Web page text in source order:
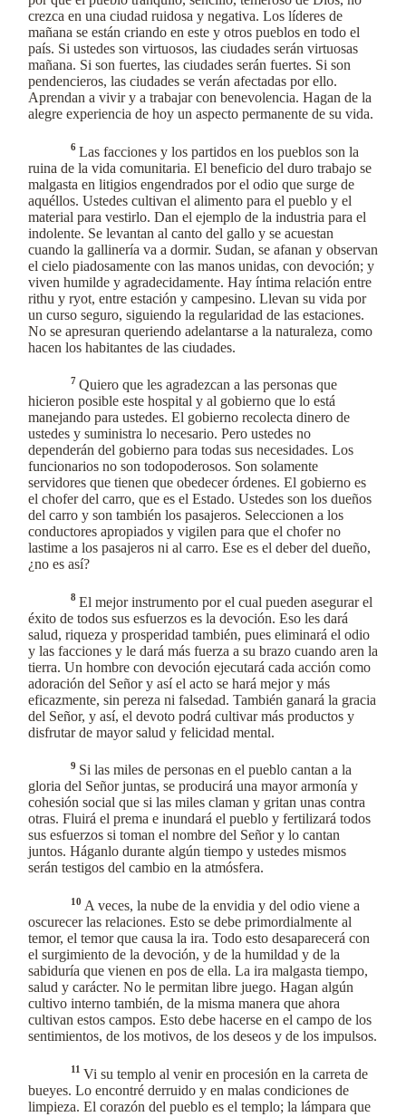
crezca en una ciudad ruidosa y negativa. Los líderes de
mañana se están criando en este y otros pueblos en todo el
país. Si ustedes son virtuosos, las ciudades serán virtuosas
mañana. Si son fuertes, las ciudades serán fuertes. Si son
pendencieros, las ciudades se verán afectadas por ello.
Aprendan a vivir y a trabajar con benevolencia. Hagan de la
alegre experiencia de hoy un aspecto permanente de su vida.
6Las facciones y los partidos en los pueblos son la
ruina de la vida comunitaria. El beneficio del duro trabajo se
malgasta en litigios engendrados por el odio que surge de
aquéllos. Ustedes cultivan el alimento para el pueblo y el
material para vestirlo. Dan el ejemplo de la industria para el
indolente. Se levantan al canto del gallo y se acuestan
cuando la gallinería va a dormir. Sudan, se afanan y observan
el cielo piadosamente con las manos unidas, con devoción; y
viven humilde y agradecidamente. Hay íntima relación entre
rithu y ryot, entre estación y campesino. Llevan su vida por
un curso seguro, siguiendo la regularidad de las estaciones.
No se apresuran queriendo adelantarse a la naturaleza, como
hacen los habitantes de las ciudades.
7Quiero que les agradezcan a las personas que
hicieron posible este hospital y al gobierno que lo está
manejando para ustedes. El gobierno recolecta dinero de
ustedes y suministra lo necesario. Pero ustedes no
dependerán del gobierno para todas sus necesidades. Los
funcionarios no son todopoderosos. Son solamente
servidores que tienen que obedecer órdenes. El gobierno es
el chofer del carro, que es el Estado. Ustedes son los dueños
del carro y son también los pasajeros. Seleccionen a los
conductores apropiados y vigilen para que el chofer no
lastime a los pasajeros ni al carro. Ese es el deber del dueño,
¿no es así?
8El mejor instrumento por el cual pueden asegurar el
éxito de todos sus esfuerzos es la devoción. Eso les dará
salud, riqueza y prosperidad también, pues eliminará el odio
y las facciones y le dará más fuerza a su brazo cuando aren la
tierra. Un hombre con devoción ejecutará cada acción como
adoración del Señor y así el acto se hará mejor y más
eficazmente, sin pereza ni falsedad. También ganará la gracia
del Señor, y así, el devoto podrá cultivar más productos y
disfrutar de mayor salud y felicidad mental.
9 Si las miles de personas en el pueblo cantan a la
gloria del Señor juntas, se producirá una mayor armonía y
cohesión social que si las miles claman y gritan unas contra
otras. Fluirá el prema e inundará el pueblo y fertilizará todos
sus esfuerzos si toman el nombre del Señor y lo cantan
juntos. Háganlo durante algún tiempo y ustedes mismos
serán testigos del cambio en la atmósfera.
10 A veces, la nube de la envidia y del odio viene a
oscurecer las relaciones. Esto se debe primordialmente al
temor, el temor que causa la ira. Todo esto desaparecerá con
el surgimiento de la devoción, y de la humildad y de la
sabiduría que vienen en pos de ella. La ira malgasta tiempo,
salud y carácter. No le permitan libre juego. Hagan algún
cultivo interno también, de la misma manera que ahora
cultivan estos campos. Esto debe hacerse en el campo de los
sentimientos, de los motivos, de los deseos y de los impulsos.
11Vi su templo al venir en procesión en la carreta de
bueyes. Lo encontré derruido y en malas condiciones de
limpieza. El corazón del pueblo es el templo; la lámpara que